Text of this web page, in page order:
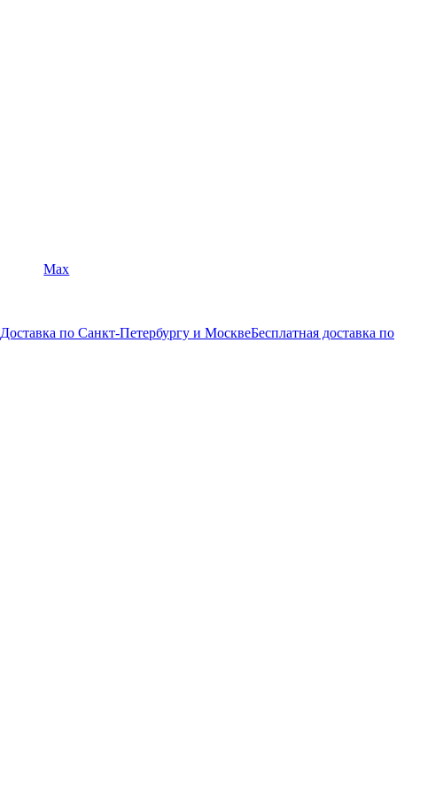
Max
Доставка по Санкт-Петербургу и МосквеБесплатная доставка по